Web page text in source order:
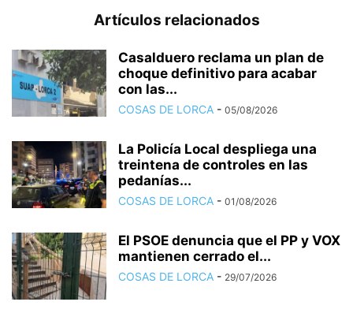
Artículos relacionados
Casalduero reclama un plan de
choque definitivo para acabar
con las...
COSAS DE LORCA - 05/08/2026
La Policía Local despliega una
treintena de controles en las
pedanías...
COSAS DE LORCA - 01/08/2026
El PSOE denuncia que el PP y VOX
mantienen cerrado el...
COSAS DE LORCA - 29/07/2026